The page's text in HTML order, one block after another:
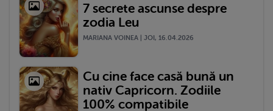
7 secrete ascunse despre
zodia Leu
MARIANA VOINEA | JOI, 16.04.2026
Cu cine face casă bună un
nativ Capricorn. Zodiile
100% compatibile